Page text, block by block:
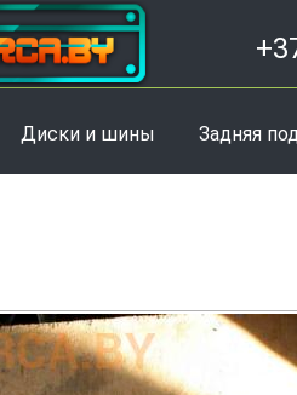
Диски и шины Задняя